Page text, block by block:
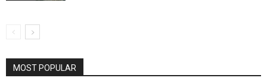
MOST POPULAR